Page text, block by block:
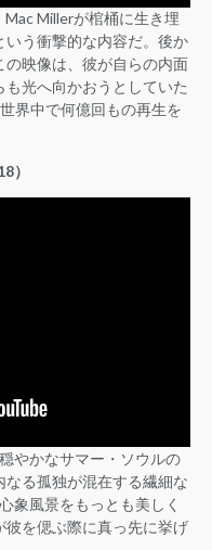
Millerが棺桶に生き埋
う衝撃的な内容だ。後か
の映像は、彼が自らの内面
光へ向かおうとしていた
界中で何億回もの再生を
）
やかなサマー・ソウルの
る孤独が混在する繊細な
象風景をもっとも美しく
を偲ぶ際に真っ先に挙げ